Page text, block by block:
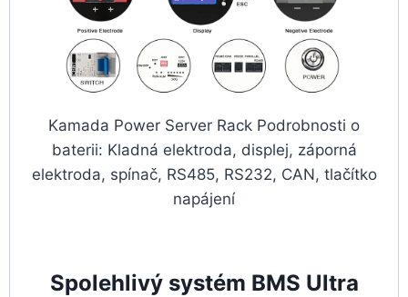
Kamada Power Server Rack Podrobnosti o
baterii: Kladná elektroda, displej, záporná
elektroda, spínač, RS485, RS232, CAN, tlačítko
napájení
Spolehlivý systém BMS Ultra